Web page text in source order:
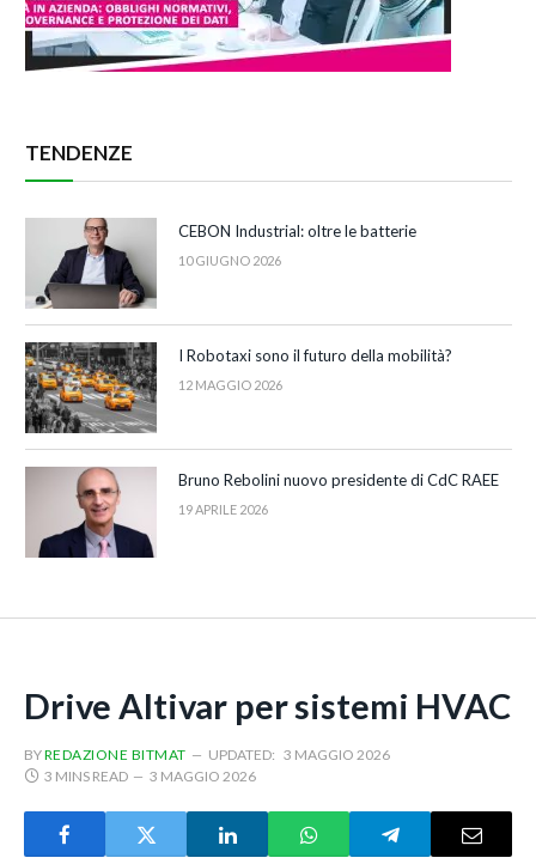
TENDENZE
CEBON Industrial: oltre le batterie
10 GIUGNO 2026
I Robotaxi sono il futuro della mobilità?
12 MAGGIO 2026
Bruno Rebolini nuovo presidente di CdC RAEE
19 APRILE 2026
Drive Altivar per sistemi HVAC
BYREDAZIONE BITMAT UPDATED: 3 MAGGIO 2026
3 MINS READ
3 MAGGIO 2026